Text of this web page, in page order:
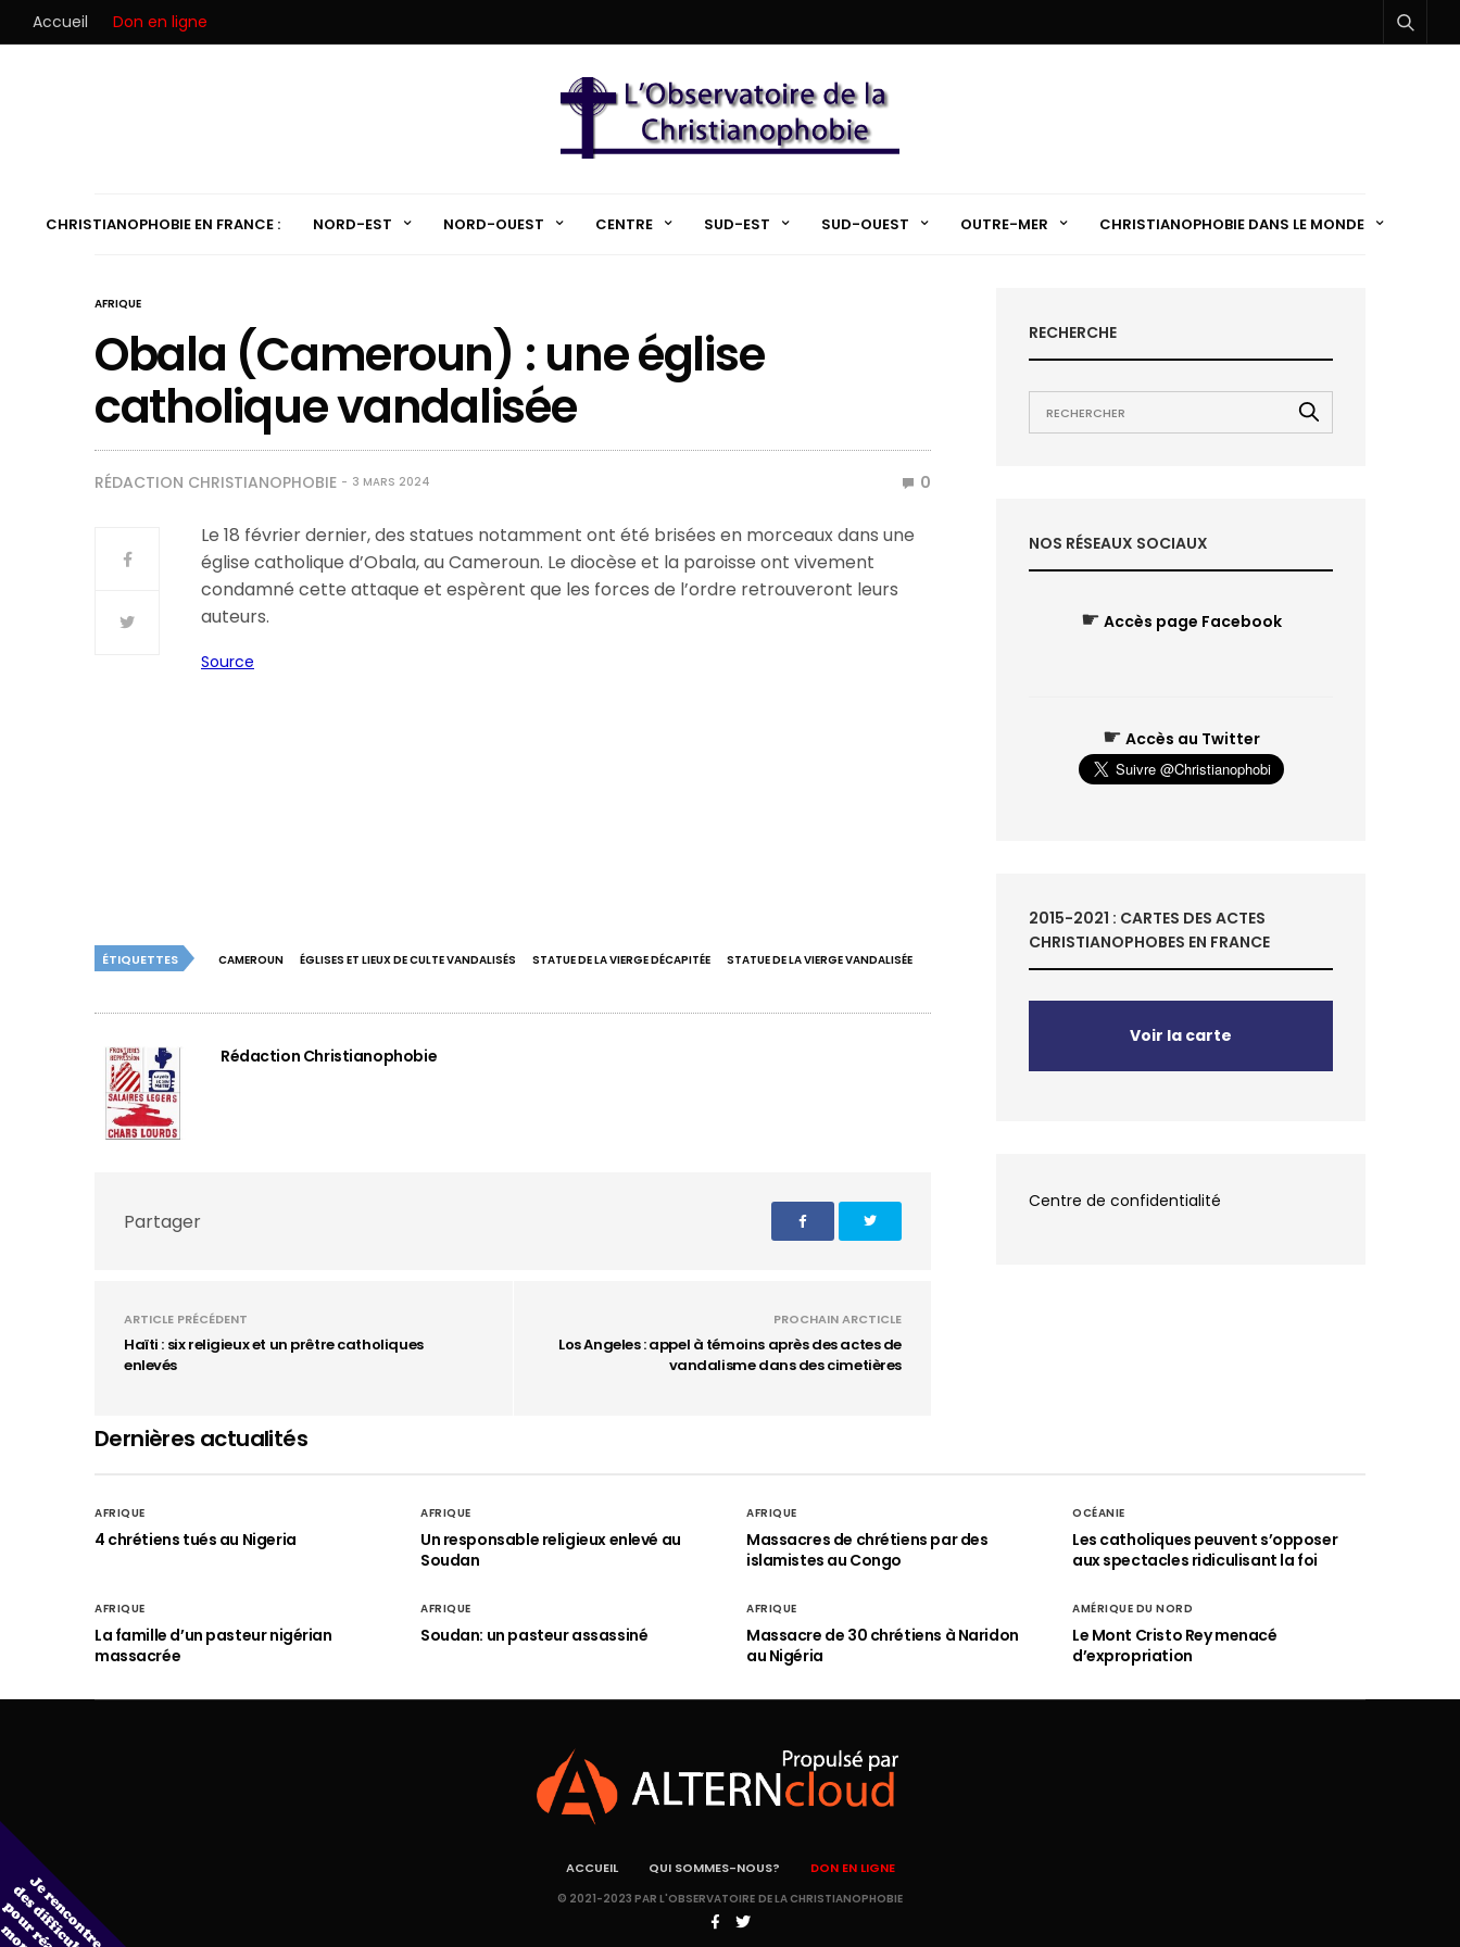
Accueil Don en ligne
CHRISTIANOPHOBIE EN FRANCE : NORD-EST NORD-OUEST CENTRE SUD-EST SUD-OUEST OUTRE-MER CHRISTIANOPHOBIE DANS LE MONDE
AFRIQUE
Obala (Cameroun) : une église
catholique vandalisée
RÉDACTION CHRISTIANOPHOBIE 3 MARS 2024 0
Le 18 février dernier, des statues notamment ont été brisées en morceaux dans une
église catholique d’Obala, au Cameroun. Le diocèse et la paroisse ont vivement
condamné cette attaque et espèrent que les forces de l’ordre retrouveront leurs
auteurs.
Source
ÉTIQUETTES CAMEROUN ÉGLISES ET LIEUX DE CULTE VANDALISÉS STATUE DE LA VIERGE DÉCAPITÉE STATUE DE LA VIERGE VANDALISÉE
Rédaction Christianophobie
Partager
ARTICLE PRÉCÉDENT
Haïti : six religieux et un prêtre catholiques
enlevés
PROCHAIN ARCTICLE
Los Angeles : appel à témoins après des actes de
vandalisme dans des cimetières
RECHERCHE
NOS RÉSEAUX SOCIAUX
☛ Accès page Facebook
☛ Accès au Twitter
2015-2021 : CARTES DES ACTES
CHRISTIANOPHOBES EN FRANCE
Voir la carte
Centre de confidentialité
Dernières actualités
AFRIQUE
4 chrétiens tués au Nigeria
AFRIQUE
Un responsable religieux enlevé au
Soudan
AFRIQUE
Massacres de chrétiens par des
islamistes au Congo
OCÉANIE
Les catholiques peuvent s’opposer
aux spectacles ridiculisant la foi
AFRIQUE
La famille d’un pasteur nigérian
massacrée
AFRIQUE
Soudan: un pasteur assassiné
AFRIQUE
Massacre de 30 chrétiens à Naridon
au Nigéria
AMÉRIQUE DU NORD
Le Mont Cristo Rey menacé
d’expropriation
ACCUEIL QUI SOMMES-NOUS? DON EN LIGNE
© 2021-2023 PAR L'OBSERVATOIRE DE LA CHRISTIANOPHOBIE